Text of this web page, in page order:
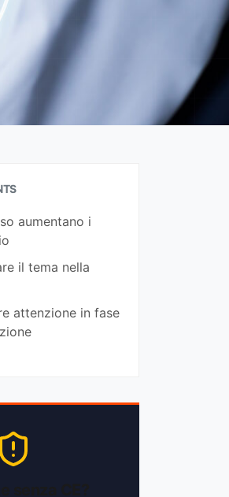
aumentano i
il tema nella
attenzione in fase